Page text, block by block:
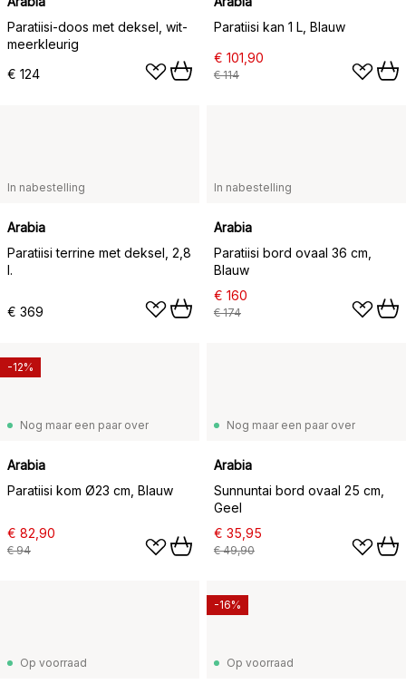
Paratiisi-doos met deksel, wit-
meerkleurig
€ 124
Paratiisi kan 1 L, Blauw
€ 101,90
€ 114
In nabestelling
Arabia
Paratiisi terrine met deksel, 2,8
l.
€ 369
In nabestelling
Arabia
Paratiisi bord ovaal 36 cm,
Blauw
€ 160
€ 174
Nog maar een paar over
Arabia
Paratiisi kom Ø23 cm, Blauw
€ 82,90
€ 94
-12%
Nog maar een paar over
Arabia
Sunnuntai bord ovaal 25 cm,
Geel
€ 35,95
€ 49,90
Op voorraad Op voorraad
-16%